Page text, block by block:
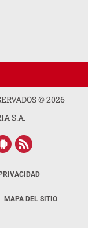
©2026
S.A.
MAPA DEL SITIO